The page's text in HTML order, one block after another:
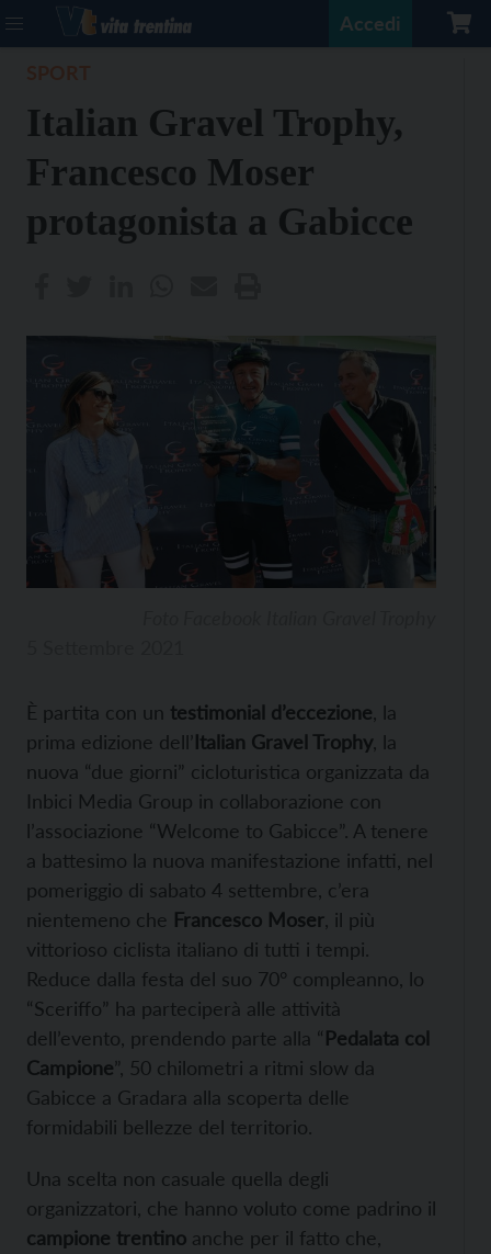
Accedi
Italian Gravel Trophy,
Francesco Moser
protagonista a Gabicce
È partita con un testimonial d’eccezione , la
prima edizione dell’Italian Gravel Trophy , la
nuova “due giorni” cicloturistica organizzata da
Inbici Media Group in collaborazione con
l’associazione “Welcome to Gabicce”. A tenere
a battesimo la nuova manifestazione infatti, nel
pomeriggio di sabato 4 settembre, c’era
nientemeno che Francesco Moser , il più
vittorioso ciclista italiano di tutti i tempi.
Reduce dalla festa del suo 70° compleanno, lo
“Sceriffo” ha parteciperà alle attività
dell’evento, prendendo parte alla “Pedalata col
Campione”, 50 chilometri a ritmi slow da
Gabicce a Gradara alla scoperta delle
formidabili bellezze del territorio.
Una scelta non casuale quella degli
organizzatori, che hanno voluto come padrino il
campione trentino anche per il fatto che,